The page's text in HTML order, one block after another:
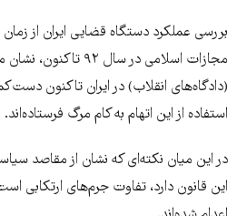
بررسی عملکرد دستگاه قضایی ایران از
مجازات اسلامی در سال
استفاده از این اتهام به کام مرگ فرستاده‌اند.
در این میان نکته‌ای که نشان از مقاصد
این قانون دارد، تفاوت جرم‌های ارتکابی